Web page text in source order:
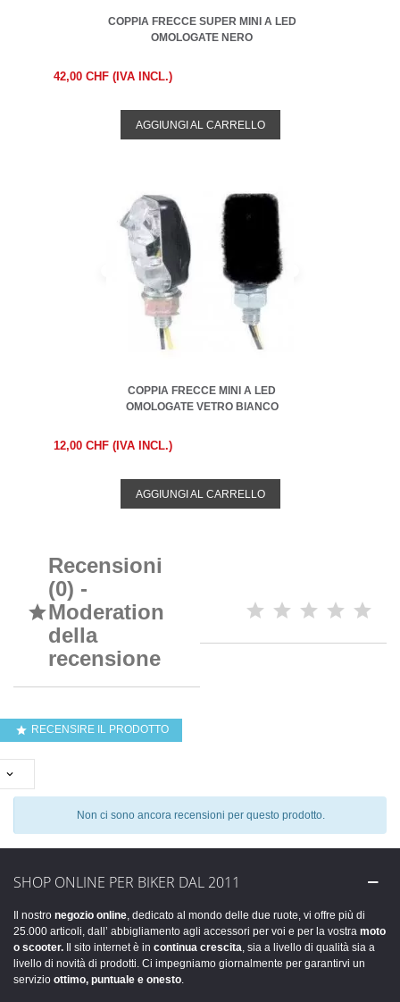
COPPIA FRECCE SUPER MINI A LED
OMOLOGATE NERO
42,00 CHF (IVA INCL.)
AGGIUNGI AL CARRELLO
COPPIA FRECCE MINI A LED
OMOLOGATE VETRO BIANCO
12,00 CHF (IVA INCL.)
AGGIUNGI AL CARRELLO

Recensioni
(0) -
Moderation
della
recensione
 RECENSIRE IL PRODOTTO

Non ci sono ancora recensioni per questo prodotto.
SHOP ONLINE PER BIKER DAL 2011
Il nostro negozio online, dedicato al mondo delle due ruote, vi offre più di
25.000 articoli, dall’ abbigliamento agli accessori per voi e per la vostra moto
o scooter. Il sito internet è in continua crescita, sia a livello di qualità sia a
livello di novità di prodotti. Ci impegniamo giornalmente per garantirvi un
servizio ottimo, puntuale e onesto.